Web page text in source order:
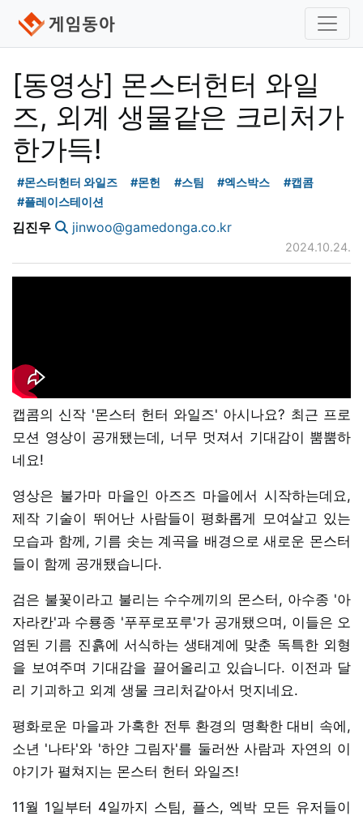
[동영상] 몬스터헌터 와일
즈, 외계 생물같은 크리처가
한가득!
#몬스터헌터 와일즈 #몬헌 #스팀 #엑스박스
#캡콤
#플레이스테이션
김진우 jinwoo@gamedonga.co.kr
2024.10.24.
캡콤의 신작 '몬스터 헌터 와일즈' 아시나요? 최근 프로
모션 영상이 공개됐는데, 너무 멋져서 기대감이 뿜뿜하
네요!
영상은 불가마 마을인 아즈즈 마을에서 시작하는데요,
제작 기술이 뛰어난 사람들이 평화롭게 모여살고 있는
모습과 함께, 기름 솟는 계곡을 배경으로 새로운 몬스터
들이 함께 공개됐습니다.
검은 불꽃이라고 불리는 수수께끼의 몬스터, 아수종 '아
자라칸'과 수룡종 '푸푸로포루'가 공개됐으며, 이들은 오
염된 기름 진흙에 서식하는 생태계에 맞춘 독특한 외형
을 보여주며 기대감을 끌어올리고 있습니다. 이전과 달
리 기괴하고 외계 생물 크리처같아서 멋지네요.
평화로운 마을과 가혹한 전투 환경의 명확한 대비 속에,
소년 '나타'와 '하얀 그림자'를 둘러싼 사람과 자연의 이
야기가 펼쳐지는 몬스터 헌터 와일즈!
11월 1일부터 4일까지 스팀, 플스, 엑박 모든 유저들이